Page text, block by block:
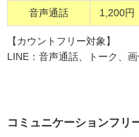
音声通話 1,200円
【カウントフリー対象】
LINE：音声通話、トーク、
コミュニケーションフ